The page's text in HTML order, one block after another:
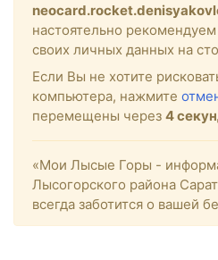
настоятельно рекомендуем
своих личных данных на
Если Вы не хотите
компьютера, нажмите
перемещены через 4
«Мои Лысые Горы -
Лысогорского района
всегда заботится о вашей